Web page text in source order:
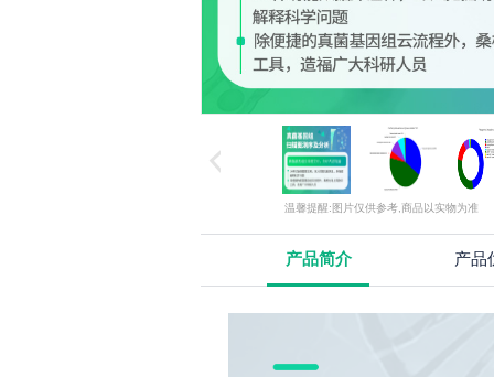
温馨提醒:图片仅供参考,商品以实物为准
产品简介 产品